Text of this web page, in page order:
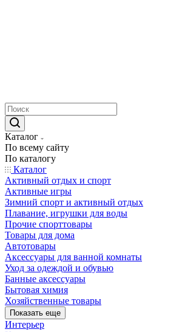
Каталог
По всему сайту
По каталогу
Каталог
Активный отдых и спорт
Активные игры
Зимний спорт и активный отдых
Плавание, игрушки для воды
Прочие спорттовары
Товары для дома
Автотовары
Аксессуары для ванной комнаты
Уход за одеждой и обувью
Банные аксессуары
Бытовая химия
Хозяйственные товары
Показать еще
Интерьер